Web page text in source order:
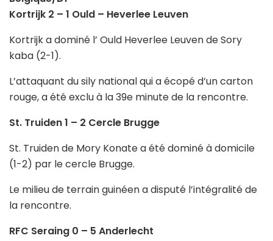
Kortrijk 2 – 1 Ould – Heverlee Leuven
Kortrijk a dominé l’ Ould Heverlee Leuven de Sory
kaba (2-1).
L’attaquant du sily national qui a écopé d’un carton
rouge, a été exclu à la 39e minute de la rencontre.
St. Truiden 1 – 2 Cercle Brugge
St. Truiden de Mory Konate a été dominé à domicile
(1-2) par le cercle Brugge.
Le milieu de terrain guinéen a disputé l’intégralité de
la rencontre.
RFC Seraing 0 – 5 Anderlecht